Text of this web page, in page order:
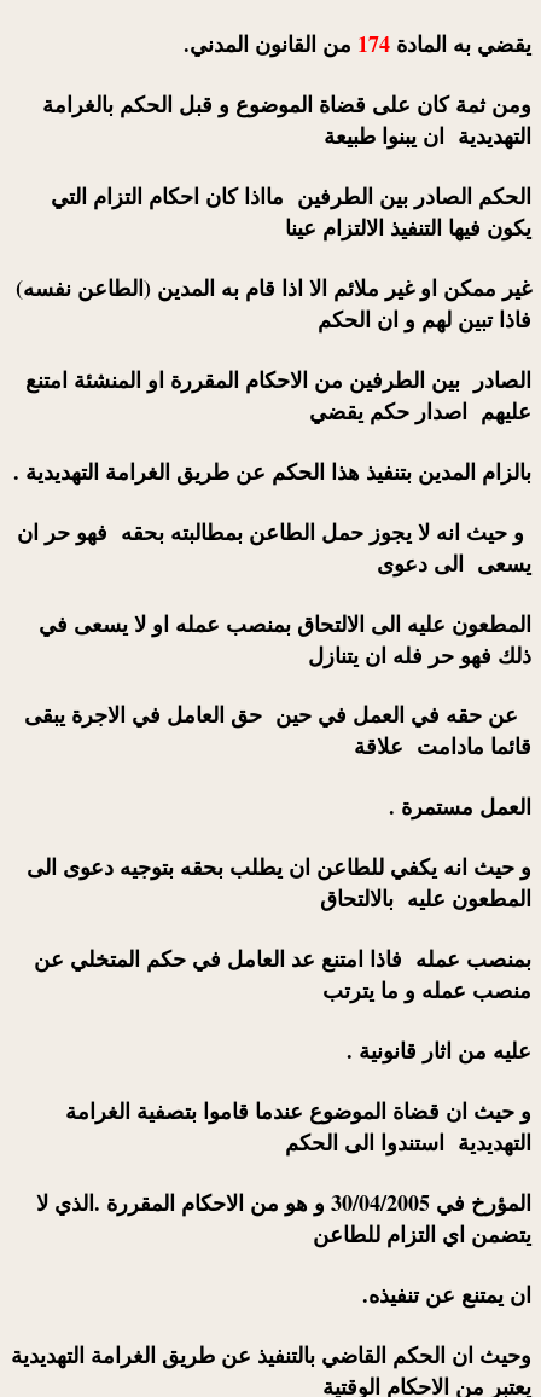
يقضي به المادة 174 من القانون المدني.
ومن ثمة كان على قضاة الموضوع و قبل الحكم بالغرامة
التهديدية ان يبنوا طبيعة
الحكم الصادر بين الطرفين مااذا كان احكام التزام التي
يكون فيها التنفيذ الالتزام عينا
غير ممكن او غير ملائم الا اذا قام به المدين (الطاعن نفسه)
فاذا تبين لهم و ان الحكم
الصادر بين الطرفين من الاحكام المقررة او المنشئة امتنع
عليهم اصدار حكم يقضي
بالزام المدين بتنفيذ هذا الحكم عن طريق الغرامة التهديدية .
و حيث انه لا يجوز حمل الطاعن بمطالبته بحقه فهو حر ان
يسعى الى دعوى
المطعون عليه الى الالتحاق بمنصب عمله او لا يسعى في
ذلك فهو حر فله ان يتنازل
عن حقه في العمل في حين حق العامل في الاجرة يبقى
قائما مادامت علاقة
العمل مستمرة .
و حيث انه يكفي للطاعن ان يطلب بحقه بتوجيه دعوى الى
المطعون عليه بالالتحاق
بمنصب عمله فاذا امتنع عد العامل في حكم المتخلي عن
منصب عمله و ما يترتب
عليه من اثار قانونية .
و حيث ان قضاة الموضوع عندما قاموا بتصفية الغرامة
التهديدية استندوا الى الحكم
المؤرخ في 30/04/2005 و هو من الاحكام المقررة .الذي لا
يتضمن اي التزام للطاعن
ان يمتنع عن تنفيذه.
وحيث ان الحكم القاضي بالتنفيذ عن طريق الغرامة التهديدية
يعتبر من الاحكام الوقتية